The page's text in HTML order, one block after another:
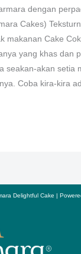
dengan
Cakes)
makanan Cake
yang khas dan
seakan-akan setia
Coba kira-kira
Delightful Cake |